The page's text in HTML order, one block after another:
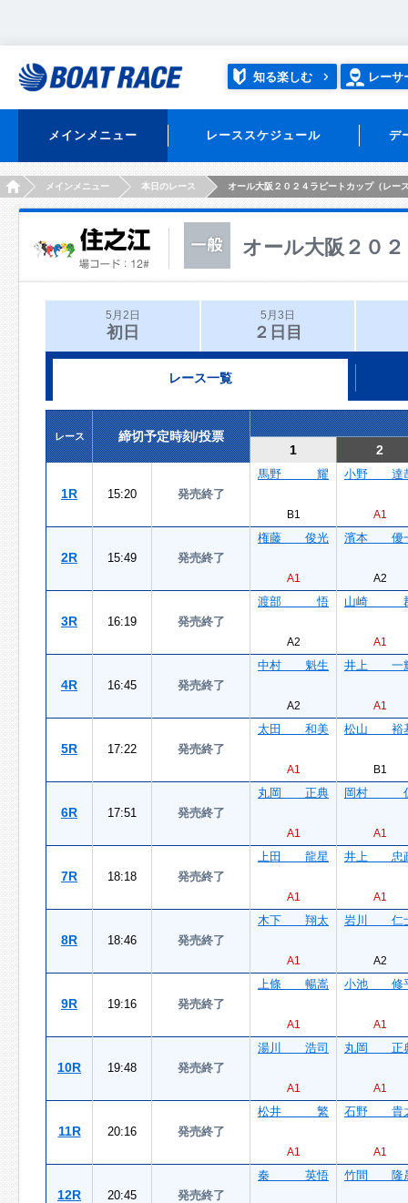
知る楽しむ レーサ
メインメニュー レーススケジュール デ
HOMEメインメニュー 本日のレース オール大阪２０２４ラピートカップ（レー
オール大阪２０
5月2日
初日
5月3日
２日目
レース一覧
レース
締切予定時刻/投票
1
2
1R 15:20 発売終了
馬野 耀
B1
小野 達
A1
2R 15:49 発売終了
権藤 俊光
A1
濱本 優
A2
3R 16:19 発売終了
渡部 悟
A2
山崎
A1
4R 16:45 発売終了
中村 魁生
A2
井上 一
A1
5R 17:22 発売終了
太田 和美
A1
松山 裕
B1
6R 17:51 発売終了
丸岡 正典
A1
岡村
A1
7R 18:18 発売終了
上田 龍星
A1
井上 忠
A1
8R 18:46 発売終了
木下 翔太
A1
岩川 仁
A2
9R 19:16 発売終了
上條 暢嵩
A1
小池 修
A1
10R 19:48 発売終了
湯川 浩司
A1
丸岡 正
A1
11R 20:16 発売終了
松井 繁
A1
石野 貴
A1
12R 20:45 発売終了
秦 英悟 竹間 隆